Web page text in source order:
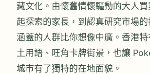
藏文化。由懷舊情懷驅動的大人
起探索的家長，到認真研究市場
涵蓋的人群比你想像中廣。香港
土用語、旺角卡牌街景，也讓
城市有了獨特的在地面貌。